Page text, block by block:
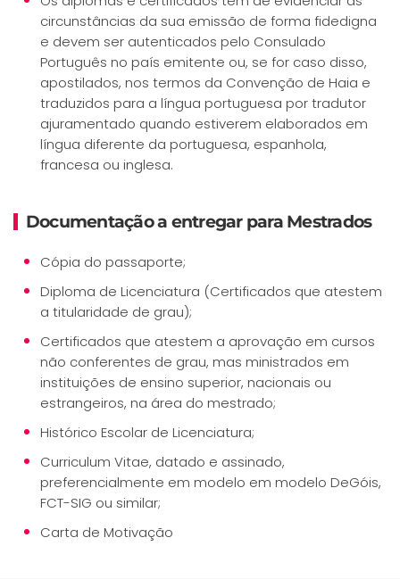
circunstâncias da sua emissão de forma fidedigna
e devem ser autenticados pelo Consulado
Português no país emitente ou, se for caso disso,
apostilados, nos termos da Convenção de Haia e
traduzidos para a língua portuguesa por tradutor
ajuramentado quando estiverem elaborados em
língua diferente da portuguesa, espanhola,
francesa ou inglesa.
Documentação a entregar para Mestrados
Cópia do passaporte;
Diploma de Licenciatura (Certificados que atestem
a titularidade de grau);
Certificados que atestem a aprovação em cursos
não conferentes de grau, mas ministrados em
instituições de ensino superior, nacionais ou
estrangeiros, na área do mestrado;
Histórico Escolar de Licenciatura;
Curriculum Vitae, datado e assinado,
preferencialmente em modelo em modelo DeGóis,
FCT-SIG ou similar;
Carta de Motivação